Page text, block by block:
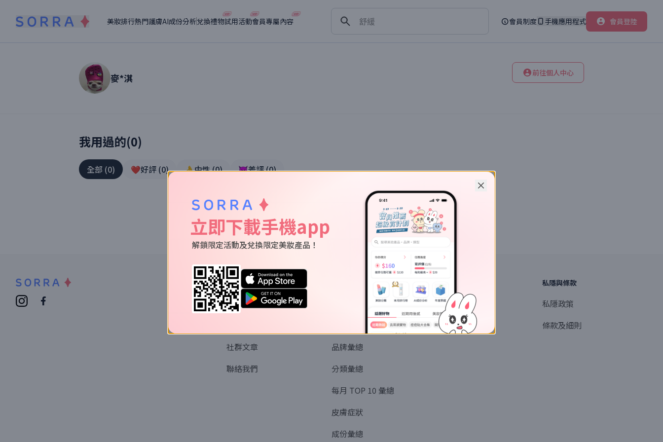
美妝排行熱門護膚AI成份分析兌換禮物試用活動會員專屬內容
舒緩
會員制度 手機應用程式 會員登陸
讀者【麥*淇 】美妝真實體驗
麥*淇 前往個人中心
我用過的(0)
全部 (0) ❤️好評 (0) 👌中性(0) 👿差評(0)
關於我們
認識SORRA
社群文章
聯絡我們
品牌彙總
分類彙總
每月 TOP 10 彙總
皮膚症狀
成份彙總
探索
商業或媒體聯絡
產品提名
私隱與條款
私隱政策
條款及細則
立即下載手機app
解鎖限定活動及兌換限定美妝產品！